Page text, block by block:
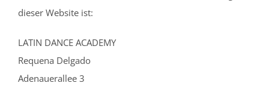
dieser Website ist:
LATIN DANCE ACADEMY
Requena Delgado
Adenauerallee 3